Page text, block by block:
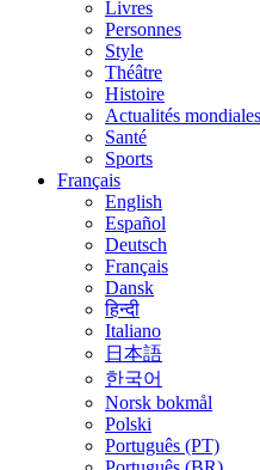
Livres
Personnes
Style
Théâtre
Histoire
Actualités mondiales
Santé
Sports
Français
English
Español
Deutsch
Français
Dansk
हिन्दी
Italiano
日本語
한국어
Norsk bokmål
Polski
Português (PT)